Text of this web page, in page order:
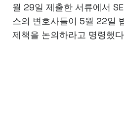
월 29일 제출한 서류에서
스의 변호사들이 5월 22일
제책을 논의하라고 명령했